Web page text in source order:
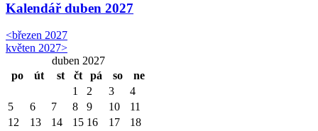
Kalendář duben 2027
<březen 2027
květen 2027>
duben 2027
po
út st čt pá so ne
1 2 3
4
5
6 7 8 9 10
11
12
13 14 15 16 17
18